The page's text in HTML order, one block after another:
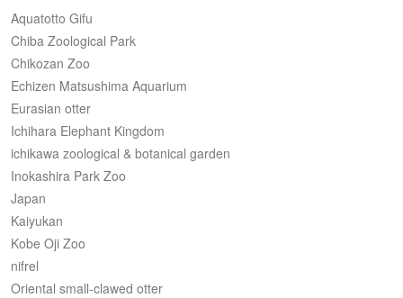
Aquatotto Gifu
Chiba Zoological Park
Chikozan Zoo
Echizen Matsushima Aquarium
Eurasian otter
Ichihara Elephant Kingdom
ichikawa zoological & botanical garden
Inokashira Park Zoo
Japan
Kaiyukan
Kobe Oji Zoo
nifrel
Oriental small-clawed otter